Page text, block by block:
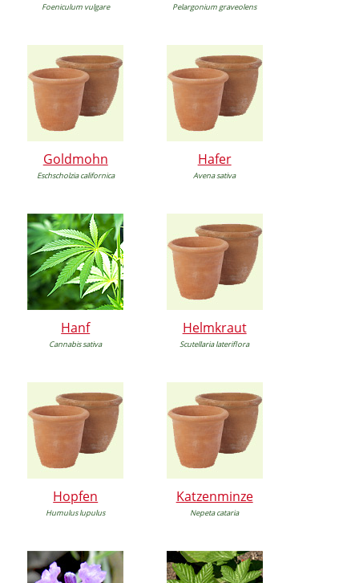
Foeniculum vulgare Pelargonium graveolens
Goldmohn
Eschscholzia californica
Hafer
Avena sativa
Hanf
Cannabis sativa
Helmkraut
Scutellaria lateriflora
Hopfen
Humulus lupulus
Katzenminze
Nepeta cataria